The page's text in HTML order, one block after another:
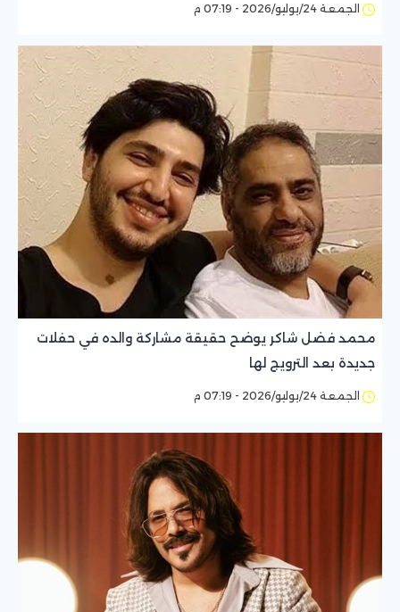
الجمعة 24/يوليو/2026 - 07:19 م
محمد فضل شاكر يوضح حقيقة مشاركة والده في حفلات
جديدة بعد الترويج لها
الجمعة 24/يوليو/2026 - 07:19 م